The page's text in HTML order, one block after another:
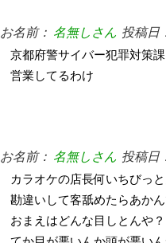
お名前： 名無しさん 投稿日
京都府警サイバー犯罪対策
営業してるわけ
お名前： 名無しさん 投稿日
カラオケの店長何いちびっ
勘違いして客舐めたらあか
おまえはどんな目しとんや？